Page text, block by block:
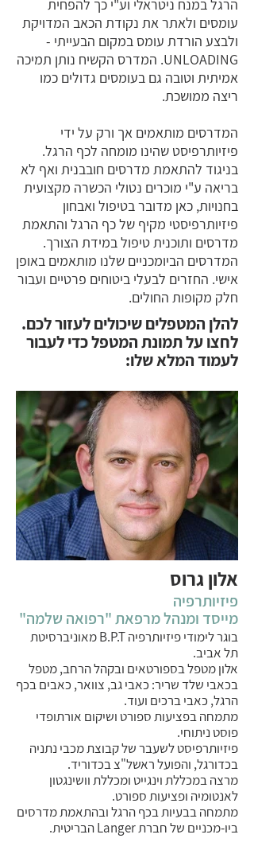
הרגל במנח ניטראלי וע"י כך להפחית
עומסים ולאתר את נקודת הכאב המדויקת
ולבצע הורדת עומס במקום הבעייתי -
UNLOADING. המדרס הקשיח נותן תמיכה
אמיתית וטובה גם בעומסים גדולים כמו
ריצה ממושכת.
המדרסים מותאמים אך ורק על ידי
פיזיותרפיסט שהינו מומחה לכף הרגל.
בניגוד להתאמת מדרסים חובבנית ואף לא
בריאה ע"י מוכרים נטולי הכשרה מקצועית
בחנויות, כאן מדובר בטיפול ואבחון
פיזיותרפיסטי מקיף של כף הרגל והתאמת
מדרסים ותוכנית טיפול במידת הצורך.
המדרסים הביומכניים שלנו מותאמים באופן
אישי. החזרים לבעלי ביטוחים פרטיים ועבור
חלק מקופות החולים.
להלן המטפלים שיכולים לעזור לכם.
לחצו על תמונת המטפל כדי לעבור
לעמוד המלא שלו:
אלון גרוס
פיזיותרפיה
מייסד ומנהל מרפאת "רפואה שלמה"
בוגר לימודי פיזיותרפיה B.P.T מאוניברסיטת
תל אביב.
אלון מטפל בספורטאים ובקהל הרחב, מטפל
בכאבי שלד שריר: כאבי גב, צוואר, כאבים בכף
הרגל, כאבי ברכים ועוד.
מתמחה בפציעות ספורט ושיקום אורתופדי
פוסט ניתוחי.
פיזיותרפיסט לשעבר של קבוצת מכבי נתניה
בכדורגל, והפועל ראשל"צ בכדוריד.
מרצה במכללת וינגייט ומכללת וושינגטון
לאנטומיה ופציעות ספורט.
מתמחה בבעיות בכף הרגל ובהתאמת מדרסים
ביו-מכניים של חברת Langer הבריטית.